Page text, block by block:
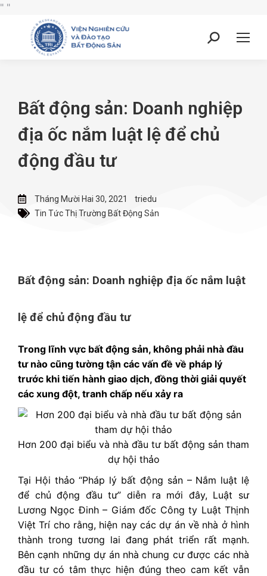
" "
Bất động sản: Doanh nghiệp
địa ốc nắm luật lệ để chủ
động đầu tư
Tháng Mười Hai 30, 2021
triedu
Tin Tức Thị Trường Bất Động Sản
Bất động sản: Doanh nghiệp địa ốc nắm luật
lệ để chủ động đầu tư
Trong lĩnh vực bất động sản, không phải nhà đầu
tư nào cũng tường tận các vấn đề về pháp lý
trước khi tiến hành giao dịch, đồng thời giải quyết
các xung đột, tranh chấp nếu xảy ra
Hơn 200 đại biểu và nhà đầu tư bất động sản tham
dự hội thảo
Tại Hội thảo “Pháp lý bất động sản – Nắm luật lệ
để chủ động đầu tư” diễn ra mới đây, Luật sư
Lương Ngọc Đinh – Giám đốc Công ty Luật Thịnh
Việt Trí cho rằng, hiện nay các dự án về nhà ở hình
thành trong tương lai đang phát triển rất mạnh.
Bên cạnh những dự án nhà chung cư được các nhà
đầu tư có tâm thực hiện đúng theo cam kết vẫn